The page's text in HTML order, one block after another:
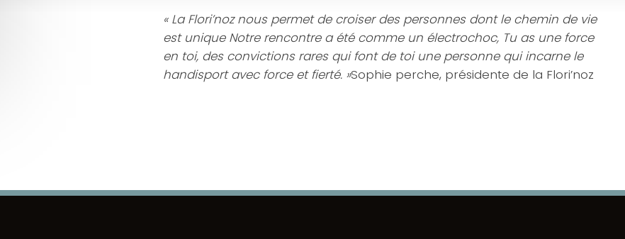
« La Flori’noz nous permet de croiser des personnes dont le chemin de vie
est unique Notre rencontre a été comme un électrochoc, Tu as une force
en toi, des convictions rares qui font de toi une personne qui incarne le
handisport avec force et fierté. »Sophie perche, présidente de la Flori’noz